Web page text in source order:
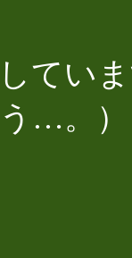
てい
…。）